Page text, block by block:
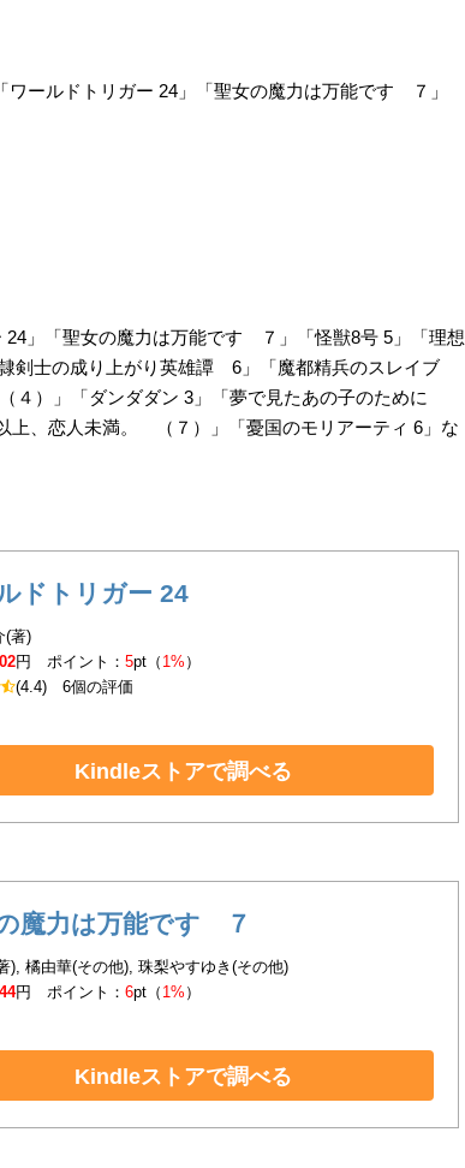
ワールドトリガー 24」「聖女の魔力は万能です ７」
24」「聖女の魔力は万能です ７」「怪獣8号 5」「理想
剣士の成り上がり英雄譚 6」「魔都精兵のスレイブ
）」「ダンダダン 3」「夢で見たあの子のために
上、恋人未満。 （７）」「憂国のモリアーティ 6」な
ドトリガー 24
(著)
円 ポイント：5pt（ 1% ）
(4.4)6個の評価
Kindleストアで調べる
魔力は万能です ７
), 橘由華(その他), 珠梨やすゆき(その他)
円 ポイント：6pt（ 1% ）
Kindleストアで調べる